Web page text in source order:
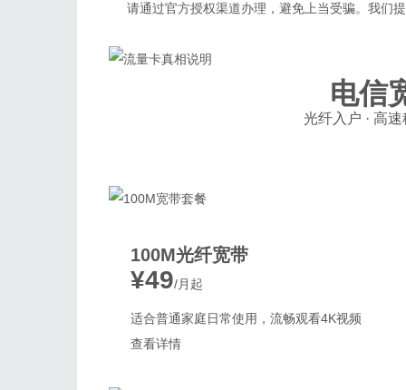
请通过官方授权渠道办理，避免上当受骗。我们
电信
光纤入户 · 高
100M光纤宽带
¥49/月起
适合普通家庭日常使用，流畅观看4K视频
查看详情